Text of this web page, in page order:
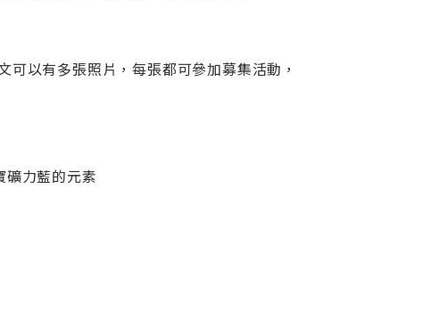
以有多張照片，每張都可參加募集活動，
礦力藍的元素